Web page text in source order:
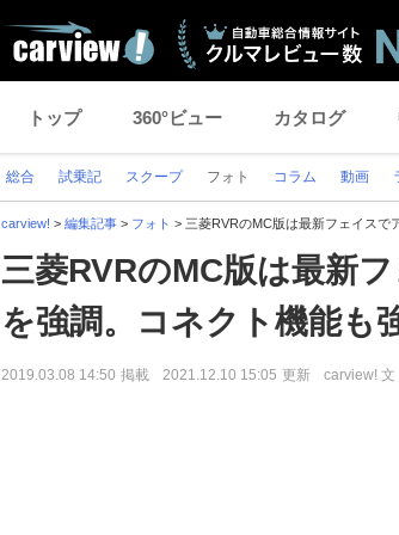
トップ 360°ビュー カタログ
総合 試乗記 スクープ フォト コラム 動画
carview! > 編集記事 > フォト > 三菱RVRのMC版は最新フェイスで
三菱RVRのMC版は最新
を強調。コネクト機能も
2019.03.08 14:50 掲載 2021.12.10 15:05 更新 carview! 文